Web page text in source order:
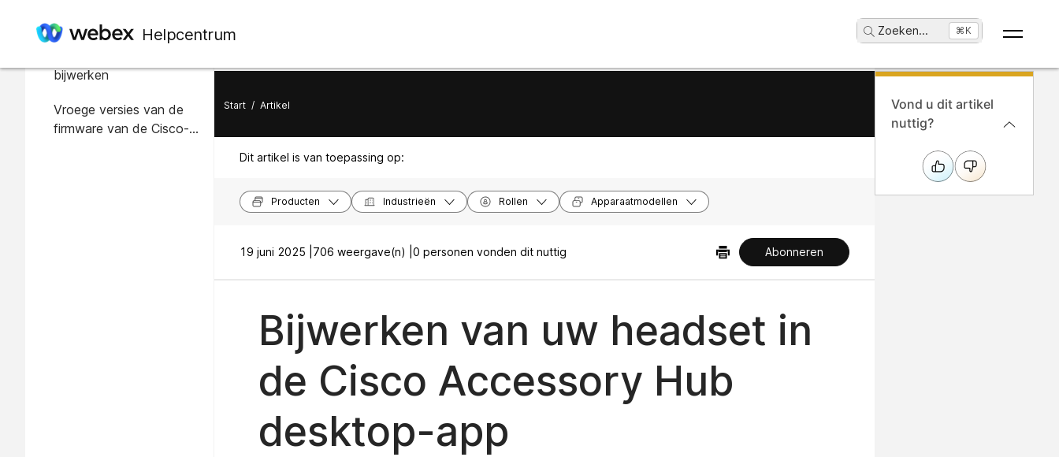
Helpcentrum Zoeken... ⌘K
In dit artikel
bijwerken
Vroege versies van de
firmware van de Cisco-
Start / Artikel
Dit artikel is van toepassing op:
Producten Industrieën Rollen Apparaatmodellen
19 juni 2025 | 706 weergave(n) | 0 personen vonden dit nuttig Abonneren
Bijwerken van uw headset in
de Cisco Accessory Hub
desktop-app
Vond u dit artikel
nuttig?